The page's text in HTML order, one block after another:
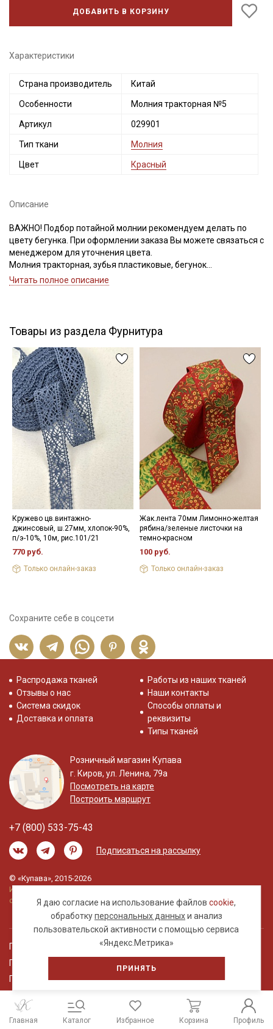
ДОБАВИТЬ В КОРЗИНУ
Характеристики
Страна производитель Китай
Особенности Молния тракторная №5
Артикул 029901
Тип ткани Молния
Цвет Красный
Описание
ВАЖНО! Подбор потайной молнии рекомендуем делать по
цвету бегунка. При оформлении заказа Вы можете связаться с
менеджером для уточнения цвета.
Молния тракторная, зубья пластиковые, бегунок
металлический, номер соответствует ширине зубьев.
Читать полное описание
Товары из раздела Фурнитура
Кружево цв.винтажно-
джинсовый, ш.27мм, хлопок-90%,
п/э-10%, 10м, рис.101/21
770 руб.
Только онлайн-заказ
Жак.лента 70мм Лимонно-желтая
рябина/зеленые листочки на
темно-красном
100 руб.
Только онлайн-заказ
Сохраните себе в соцсети
Я даю согласие на использование файловcookie,
обработкуперсональных данныхи анализ
пользовательской активности с помощью сервиса
«Яндекс.Метрика»
ПРИНЯТЬ
Распродажа тканей
Отзывы о нас
Система скидок
Доставка и оплата
Работы из наших тканей
Наши контакты
Способы оплаты и
реквизиты
Типы тканей
Розничный магазин Купава
г. Киров, ул. Ленина, 79а
Посмотреть на карте
Построить маршрут
+7 (800) 533-75-43
Подписаться на рассылку
© «Купава», 2015-2026
Информация на сайте не является публичной
офертой.
Правовая информация
Политика обработки персональных данных
Пользовательское соглашение
Главная Каталог Избранное Корзина Профиль
Мы публикуем здесь дополнительные
промокоды и скидки до 30% на узкие
категории тканей
Подписаться
Ознакомлен(а) с Политикой обработки персональных
данныхи даюСогласие на обработку персональных